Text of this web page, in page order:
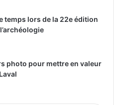
de Saint-François et David
de Saint-Bruno
temps lors de la 22e édition
photo pour mettre en valeur